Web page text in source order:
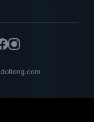
doitong.com